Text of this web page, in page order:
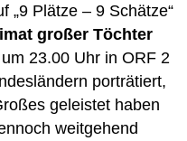
„9 Plätze – 9 Schätze“
großer Töchter
23.00 Uhr in ORF 2
porträtiert,
geleistet haben
weitgehend